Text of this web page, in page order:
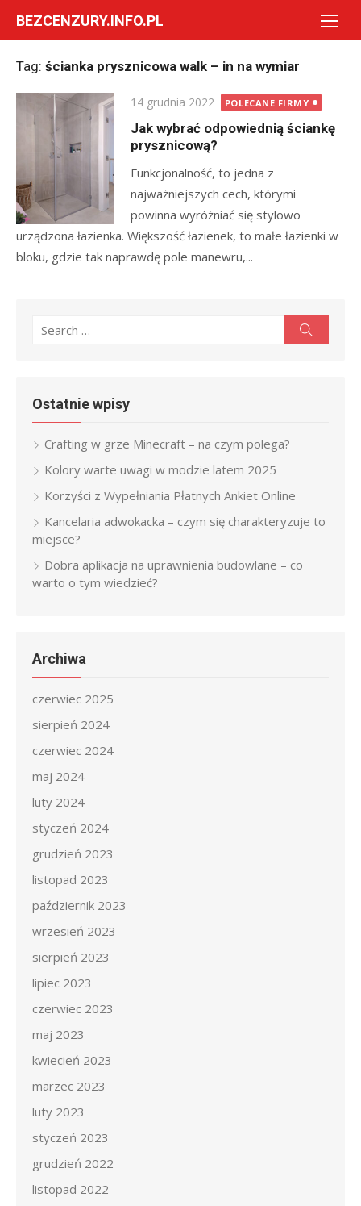
BEZCENZURY.INFO.PL
Tag: ścianka prysznicowa walk – in na wymiar
Posted
on
14 grudnia 2022 POLECANE FIRMY
Jak wybrać odpowiednią ściankę
prysznicową?
Funkcjonalność, to jedna z
najważniejszych cech, którymi
powinna wyróżniać się stylowo
urządzona łazienka. Większość łazienek, to małe łazienki w
bloku, gdzie tak naprawdę pole manewru,...
Search
Ostatnie wpisy
Crafting w grze Minecraft – na czym polega?
Kolory warte uwagi w modzie latem 2025
Korzyści z Wypełniania Płatnych Ankiet Online
Kancelaria adwokacka – czym się charakteryzuje to
miejsce?
Dobra aplikacja na uprawnienia budowlane – co
warto o tym wiedzieć?
Archiwa
czerwiec 2025
sierpień 2024
czerwiec 2024
maj 2024
luty 2024
styczeń 2024
grudzień 2023
listopad 2023
październik 2023
wrzesień 2023
sierpień 2023
lipiec 2023
czerwiec 2023
maj 2023
kwiecień 2023
marzec 2023
luty 2023
styczeń 2023
grudzień 2022
listopad 2022